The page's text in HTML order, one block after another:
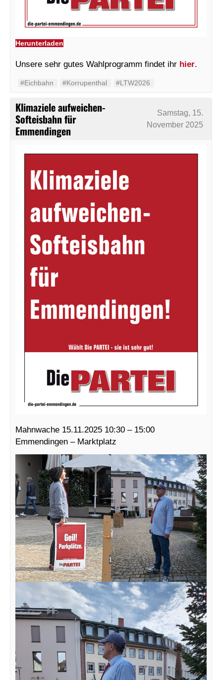
Herunterladen
Unsere sehr gutes Wahlprogramm findet ihr hier.
#Eichbahn #Korrupenthal #LTW2026
Klimaziele aufweichen-
Softeisbahn für
Emmendingen
Samstag, 15.
November 2025
Mahnwache 15.11.2025 10:30 – 15:00
Emmendingen – Marktplatz